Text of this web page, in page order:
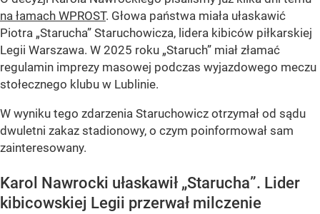
na łamach WPROST. Głowa państwa miała ułaskawić
Piotra „Starucha” Staruchowicza, lidera kibiców piłkarskiej
Legii Warszawa. W 2025 roku „Staruch” miał złamać
regulamin imprezy masowej podczas wyjazdowego meczu
stołecznego klubu w Lublinie.
W wyniku tego zdarzenia Staruchowicz otrzymał od sądu
dwuletni zakaz stadionowy, o czym poinformował sam
zainteresowany.
Karol Nawrocki ułaskawił „Starucha”. Lider
kibicowskiej Legii przerwał milczenie